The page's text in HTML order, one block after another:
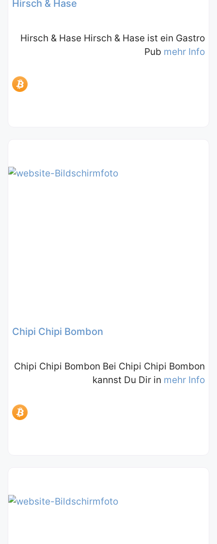
Hirsch & Hase
Hirsch & Hase Hirsch & Hase ist ein Gastro
Pub mehr Info
Chipi Chipi Bombon
Chipi Chipi Bombon Bei Chipi Chipi Bombon
kannst Du Dir in mehr Info